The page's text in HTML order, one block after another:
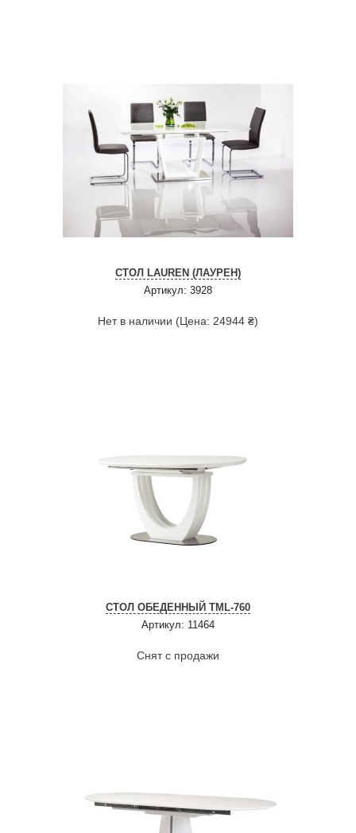
СТОЛ LAUREN (ЛАУРЕН)
Артикул: 3928
Нет в наличии (Цена: 24944 ₴)
СТОЛ ОБЕДЕННЫЙ TML-760
Артикул: 11464
Снят с продажи